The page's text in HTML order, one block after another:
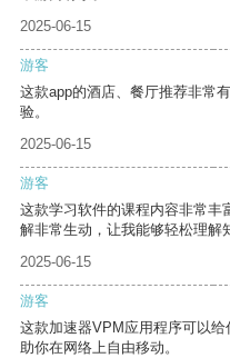
2025-06-15
游客
这款app的酒店、餐厅推荐非常
验。
2025-06-15
游客
这款学习软件的课程内容非常丰
解非常生动，让我能够轻松理解
2025-06-15
游客
这款加速器VPM应用程序可以
助你在网络上自由移动。